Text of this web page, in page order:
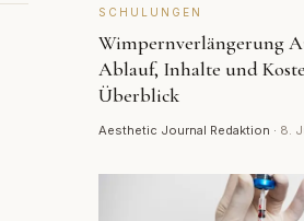
SCHULUNGEN
Wimpernverlängerung
Ablauf, Inhalte und
Überblick
Aesthetic Journal Redaktion · 8.